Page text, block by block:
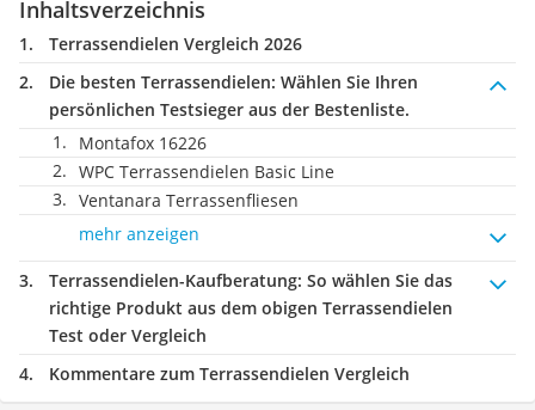
Inhaltsverzeichnis
Terrassendielen Vergleich 2026
Die besten Terrassendielen: Wählen Sie Ihren
persönlichen Testsieger aus der Bestenliste.
Montafox 16226
WPC Terrassendielen Basic Line
Ventanara Terrassenfliesen
mehr anzeigen
Terrassendielen-Kaufberatung: So wählen Sie das
richtige Produkt aus dem obigen Terrassendielen
Test oder Vergleich
Kommentare zum Terrassendielen Vergleich